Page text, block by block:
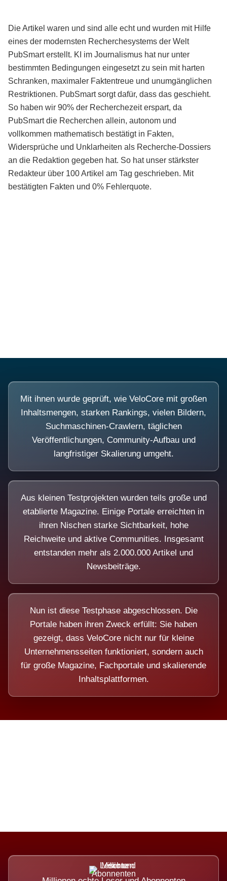
Die Artikel waren und sind alle echt und wurden mit Hilfe
eines der modernsten Recherchesystems der Welt
PubSmart erstellt. KI im Journalismus hat nur unter
bestimmten Bedingungen eingesetzt zu sein mit harten
Schranken, maximaler Faktentreue und unumgänglichen
Restriktionen. PubSmart sorgt dafür, dass das geschieht.
So haben wir 90% der Recherchezeit erspart, da
PubSmart die Recherchen allein, autonom und
vollkommen mathematisch bestätigt in Fakten,
Widersprüche und Unklarheiten als Recherche-Dossiers
an die Redaktion gegeben hat. So hat unser stärkster
Redakteur über 100 Artikel am Tag geschrieben. Mit
bestätigten Fakten und 0% Fehlerquote.
Mit ihnen wurde geprüft, wie VeloCore mit großen
Inhaltsmengen, starken Rankings, vielen Bildern,
Suchmaschinen-Crawlern, täglichen
Veröffentlichungen, Community-Aufbau und
langfristiger Skalierung umgeht.
Aus kleinen Testprojekten wurden teils große und
etablierte Magazine. Einige Portale erreichten in
ihren Nischen starke Sichtbarkeit, hohe
Reichweite und aktive Communities. Insgesamt
entstanden mehr als 2.000.000 Artikel und
Newsbeiträge.
Nun ist diese Testphase abgeschlossen. Die
Portale haben ihren Zweck erfüllt: Sie haben
gezeigt, dass VeloCore nicht nur für kleine
Unternehmensseiten funktioniert, sondern auch
für große Magazine, Fachportale und skalierende
Inhaltsplattformen.